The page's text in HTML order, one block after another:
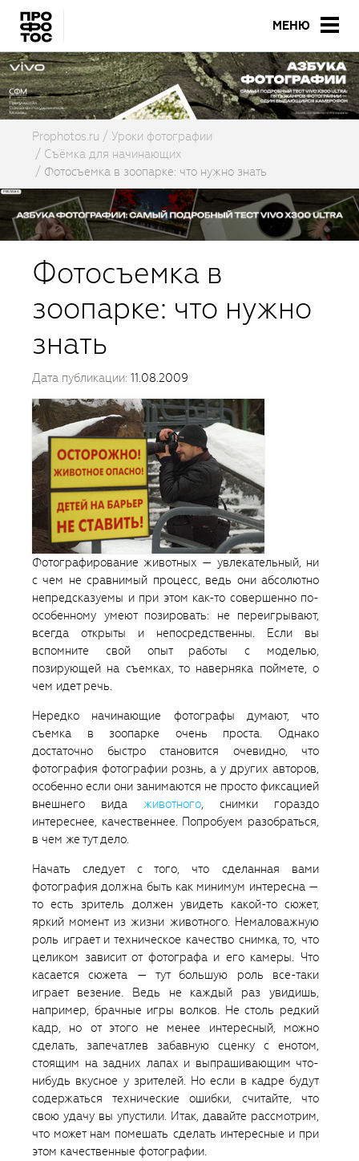
МЕНЮ
Prophotos.ru
Уроки фотографии
Съёмка для начинающих
Фотосъемка в зоопарке: что нужно знать
Фотосъемка в
зоопарке: что нужно
знать
Дата публикации: 11.08.2009
Фотографирование животных — увлекательный, ни
с чем не сравнимый процесс, ведь они абсолютно
непредсказуемы и при этом как-то совершенно по-
особенному умеют позировать: не переигрывают,
всегда открыты и непосредственны. Если вы
вспомните свой опыт работы с моделью,
позирующей на съемках, то наверняка поймете, о
чем идет речь.
Нередко начинающие фотографы думают, что
съемка в зоопарке очень проста. Однако
достаточно быстро становится очевидно, что
фотография фотографии рознь, а у других авторов,
особенно если они занимаются не просто фиксацией
внешнего вида животного, снимки гораздо
интереснее, качественнее. Попробуем разобраться,
в чем же тут дело.
Начать следует с того, что сделанная вами
фотография должна быть как минимум интересна —
то есть зритель должен увидеть какой-то сюжет,
яркий момент из жизни животного. Немаловажную
роль играет и техническое качество снимка, то, что
целиком зависит от фотографа и его камеры. Что
касается сюжета — тут большую роль все-таки
играет везение. Ведь не каждый раз увидишь,
например, брачные игры волков. Не столь редкий
кадр, но от этого не менее интересный, можно
сделать, запечатлев забавную сценку с енотом,
стоящим на задних лапах и выпрашивающим что-
нибудь вкусное у зрителей. Но если в кадре будут
содержаться технические ошибки, считайте, что
свою удачу вы упустили. Итак, давайте рассмотрим,
что может нам помешать сделать интересные и при
этом качественные фотографии.